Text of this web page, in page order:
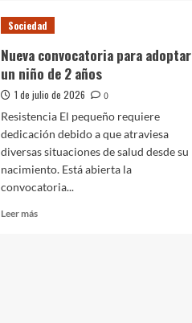
Sociedad
Nueva convocatoria para adoptar
un niño de 2 años
1 de julio de 2026
0
Resistencia El pequeño requiere
dedicación debido a que atraviesa
diversas situaciones de salud desde su
nacimiento. Está abierta la
convocatoria...
Leer másLeer